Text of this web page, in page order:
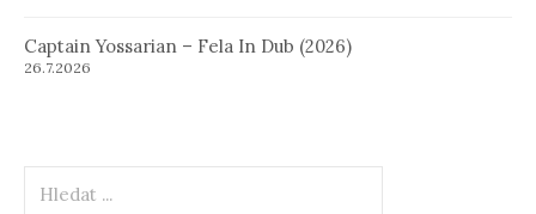
Captain Yossarian – Fela In Dub (2026)
26.7.2026